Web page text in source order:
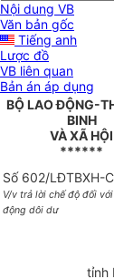
Nội dung VB
Văn bản gốc
Tiếng anh
Lược đồ
VB liên quan
Bản án áp dụng
BỘ LAO ĐỘNG-
BINH
VÀ XÃ HỘI
******
Số 602/LĐTBXH-
V/v trả lời chế độ đối
động dôi dư
tỉnh